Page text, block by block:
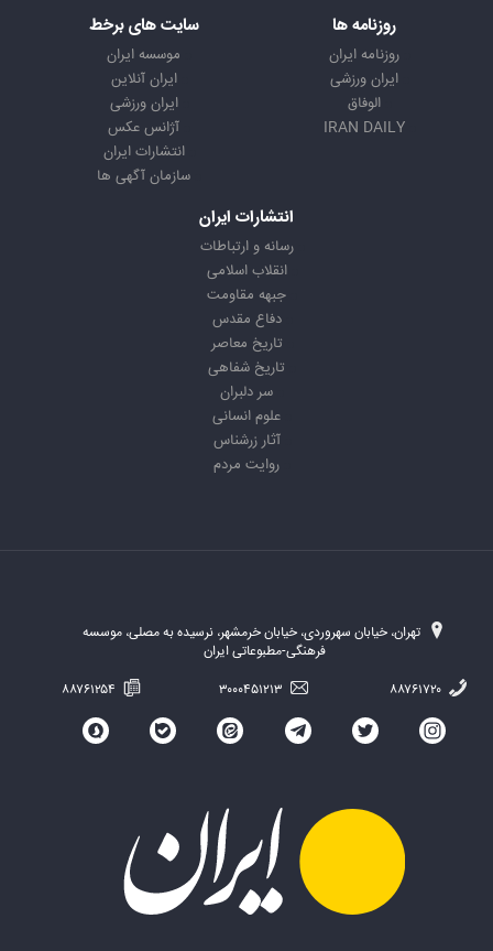
روزنامه ها
روزنامه ایران
ایران ورزشی
الوفاق
IRAN DAILY
سایت های برخط
موسسه ایران
ایران آنلاین
ایران ورزشی
آژانس عکس
انتشارات ایران
سازمان آگهی ها
انتشارات ایران
رسانه و ارتباطات
انقلاب اسلامی
جبهه مقاومت
دفاع مقدس
تاریخ معاصر
تاریخ شفاهی
سر دلبران
علوم انسانی
آثار زرشناس
روایت مردم
تهران، خیابان سهروردی، خیابان خرمشهر، نرسیده به مصلی، موسسه
فرهنگی-مطبوعاتی ایران